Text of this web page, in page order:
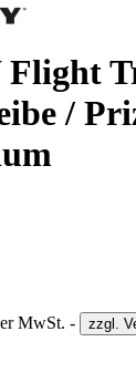
/
MwSt. - zzgl.